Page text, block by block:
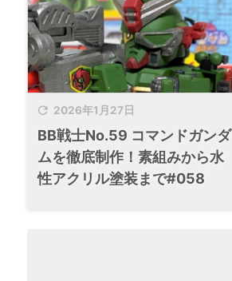
 2026年1月27日
BB戦士No.59 コマンドガンダ
ムを徹底制作！素組みから水
性アクリル塗装まで#058